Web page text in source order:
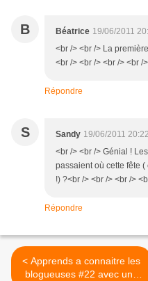
B Béatrice 19/06/2011
<br /> <br /> La
<br /> <br /> <br /> <br />
Répondre
S Sandy 19/06/2011 20:22
<br /> <br /> Génial !
passaient où cette fête
!) ?<br /> <br /> <br />
Répondre
< Apprends a connaitre les
blogueuses #22 avec une